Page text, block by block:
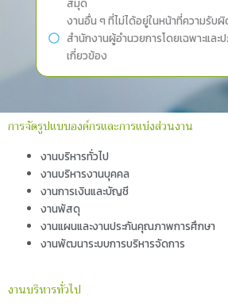
สมุด
งานอื่น ๆ ที่ไม่ได้อยู่ในหน้าที่ความรับ
สำนักงานผู้อำนวยการโดยเฉพาะแล
เกี่ยวข้อง
การจัดรูปแบบองค์กรและการแบ่งส่วนงาน
งานบริหารทั่วไป
งานบริหารงานบุคคล
งานการเงินและบัญชี
งานพัสดุ
งานแผนและงานประกันคุณภาพการศึกษา
งานพัฒนาระบบการบริหารจัดการ
งานบริหารทั่วไป